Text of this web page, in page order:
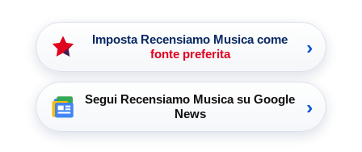
Imposta Recensiamo Musica come
fonte preferita
›
Segui Recensiamo Musica su Google
News
›